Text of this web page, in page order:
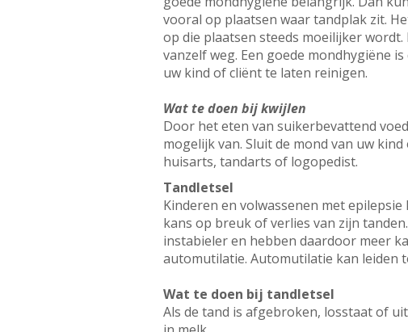
vooral op plaatsen waar tandplak zit.
op die plaatsen steeds moeilijker
vanzelf weg. Een goede mondhygiëne
uw kind of cliënt te laten reinigen.
Wat te doen bij kwijlen
Door het eten van suikerbevattend
mogelijk van. Sluit de mond van uw
huisarts, tandarts of logopedist.
Tandletsel
Kinderen en volwassenen met
kans op breuk of verlies van zijn
instabieler en hebben daardoor meer
automutilatie. Automutilatie kan leiden
Wat te doen bij tandletsel
Als de tand is afgebroken, losstaat of